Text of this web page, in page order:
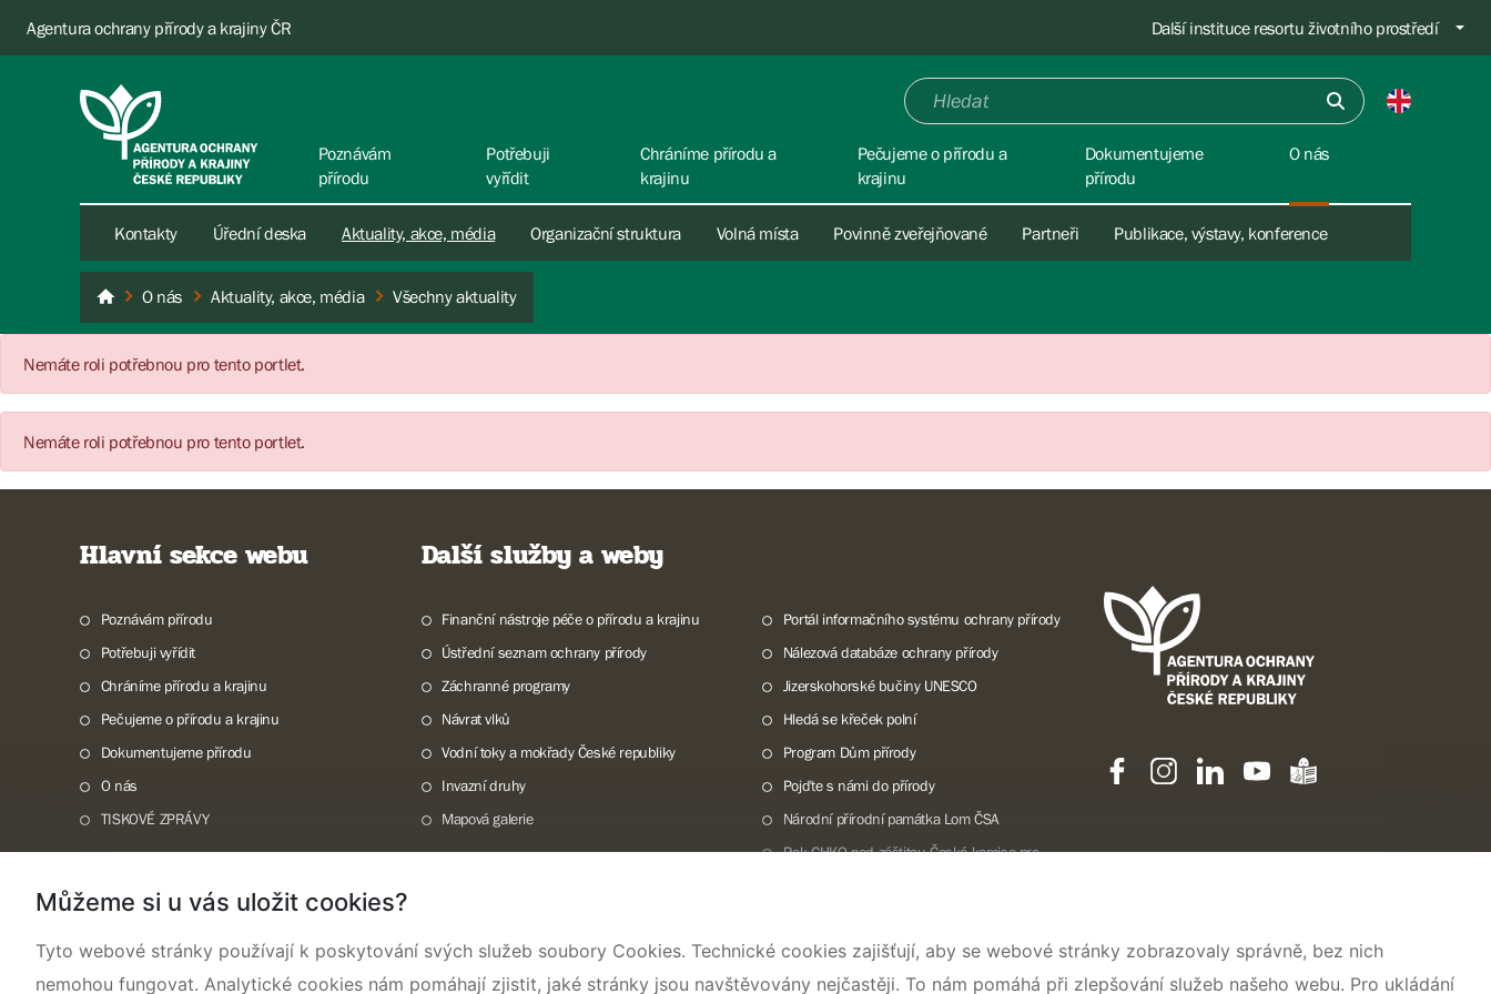
Agentura ochrany přírody a krajiny ČR Další instituce resortu životního prostředí
Poznávám
přírodu
Potřebuji
vyřídit
Chráníme přírodu a
krajinu
Pečujeme o přírodu a
krajinu
Dokumentujeme
přírodu
O nás
Kontakty Úřední deska Aktuality, akce, média Organizační struktura Volná místa Povinně zveřejňované Partneři Publikace, výstavy, konference
AOPK ČR
O nás Aktuality, akce, média Všechny aktuality
Nemáte roli potřebnou pro tento portlet.
Nemáte roli potřebnou pro tento portlet.
Hlavní sekce webu
Poznávám přírodu
Potřebuji vyřídit
Chráníme přírodu a krajinu
Pečujeme o přírodu a krajinu
Dokumentujeme přírodu
O nás
TISKOVÉ ZPRÁVY
Další služby a weby
Finanční nástroje péče o přírodu a krajinu
Ústřední seznam ochrany přírody
Záchranné programy
Návrat vlků
Vodní toky a mokřady České republiky
Invazní druhy
Mapová galerie
Portál informačního systému ochrany přírody
Nálezová databáze ochrany přírody
Jizerskohorské bučiny UNESCO
Hledá se křeček polní
Program Dům přírody
Pojďte s námi do přírody
Národní přírodní památka Lom ČSA
Rok CHKO pod záštitou České komise pro
Můžeme si u vás uložit cookies?
Tyto webové stránky používají k poskytování svých služeb soubory Cookies. Technické cookies zajišťují, aby se webové stránky zobrazovaly správně, bez nich
nemohou fungovat. Analytické cookies nám pomáhají zjistit, jaké stránky jsou navštěvovány nejčastěji. To nám pomáhá při zlepšování služeb našeho webu. Pro ukládání